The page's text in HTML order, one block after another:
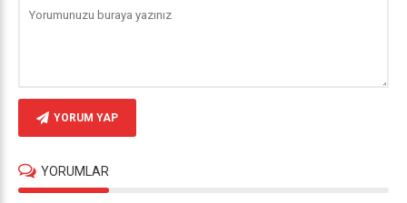
YORUM YAP
YORUMLAR